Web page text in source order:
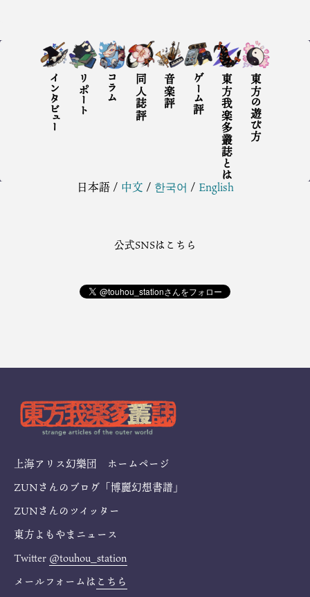
インタビュー リポート コラム 同人誌評 音楽評 ゲーム評 東方我楽多叢誌とは 東方の遊び方
日本語/ 中文 / 한국어 / English
公式SNSはこちら
上海アリス幻樂団 ホームページ
ZUNさんのブログ「博麗幻想書譜」
ZUNさんのツイッター
東方よもやまニュース
Twitter @touhou_station
メールフォームは こちら